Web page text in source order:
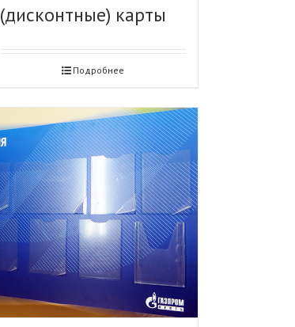
(дисконтные) карты
Подробнее